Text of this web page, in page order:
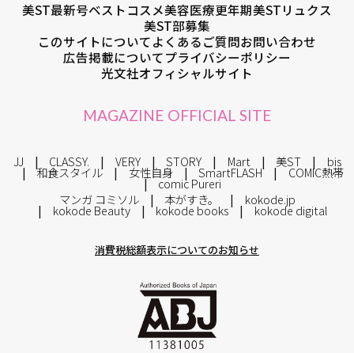
美ST最新号ベストコスメ美容医療更年期美STリュクス
美ST部募集
このサイトについてよくあるご質問お問い合わせ
広告掲載についてプライバシーポリシー
光文社オフィシャルサイト
MAGAZINE OFFICIAL SITE
JJ CLASSY. VERY STORY Mart 美ST bis
和食スタイル 女性自身 SmartFLASH COMIC熱帯
comic Pureri
マンガ コミソル
本がすき。 kokode.jp
kokode Beauty kokode books kokode digital
消費税総額表示についてのお知らせ